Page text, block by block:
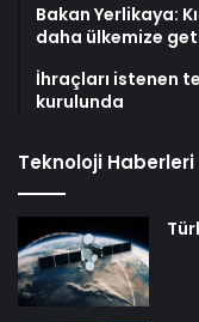
Bakan Yerlikaya:
daha ülkemize
İhraçları istenen
kurulunda
Teknoloji Haberleri